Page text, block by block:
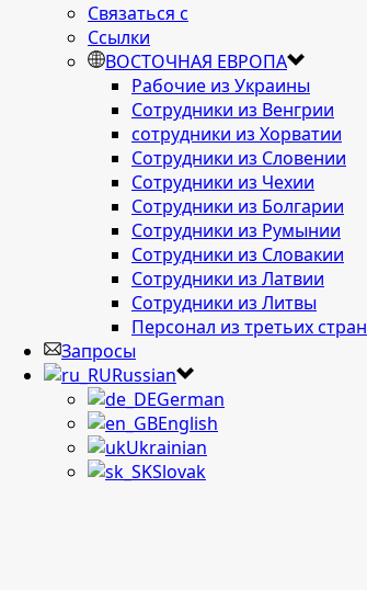
Связаться с
Ссылки
ВОСТОЧНАЯ ЕВРОПА
Рабочие из Украины
Сотрудники из Венгрии
сотрудники из Хорватии
Сотрудники из Словении
Сотрудники из Чехии
Сотрудники из Болгарии
Сотрудники из Румынии
Сотрудники из Словакии
Сотрудники из Латвии
Сотрудники из Литвы
Персонал из третьих стран
Запросы
Russian
German
English
Ukrainian
Slovak